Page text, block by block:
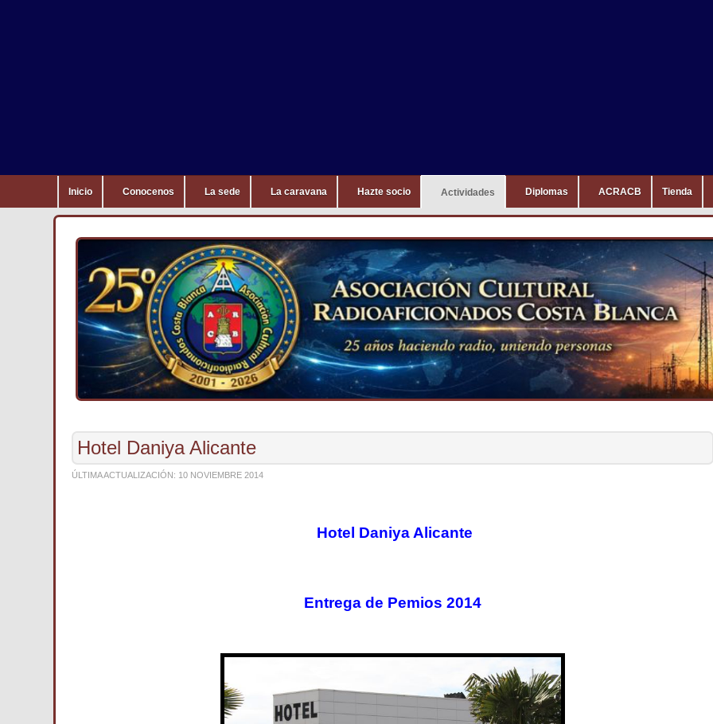
Inicio Conocenos La sede La caravana Hazte socio Actividades Diplomas ACRACB Tienda
Hotel Daniya Alicante
ÚLTIMA ACTUALIZACIÓN: 10 NOVIEMBRE 2014
Hotel Daniya Alicante
Entrega de Pemios 2014